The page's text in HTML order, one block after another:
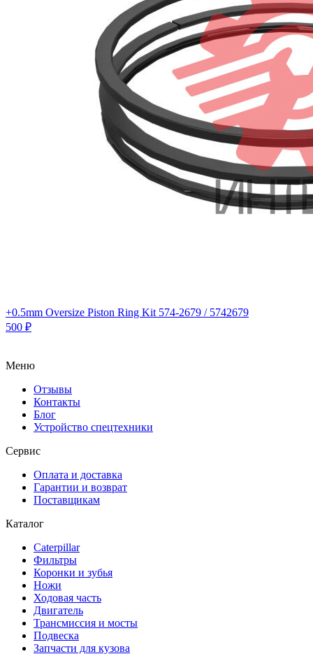
+0.5mm Oversize Piston Ring Kit 574-2679 / 5742679
500 ₽
Меню
Отзывы
Контакты
Блог
Устройство спецтехники
Сервис
Оплата и доставка
Гарантии и возврат
Поставщикам
Каталог
Caterpillar
Фильтры
Коронки и зубья
Ножи
Ходовая часть
Двигатель
Трансмиссия и мосты
Подвеска
Запчасти для кузова